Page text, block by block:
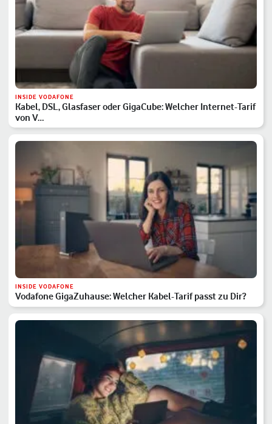
INSIDE VODAFONE
Kabel, DSL, Glasfaser oder GigaCube: Welcher Internet-Tarif
von V…
INSIDE VODAFONE
Vodafone GigaZuhause: Welcher Kabel-Tarif passt zu Dir?